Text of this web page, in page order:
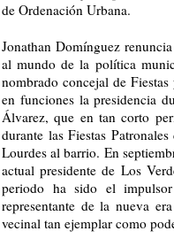
de Ordenación Urbana.
Jonathan Domínguez
al mundo de la política
nombrado concejal de
en funciones la presidencia
Álvarez, que en tan corto
durante las Fiestas
Lourdes al barrio. En
actual presidente de Los
periodo ha sido el
representante de la nueva
vecinal tan ejemplar como